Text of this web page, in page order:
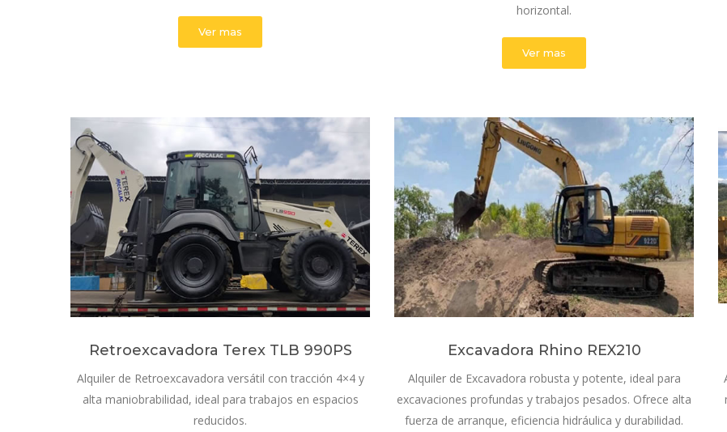
Ver mas
horizontal.
Ver mas
Retroexcavadora Terex TLB 990PS
Alquiler de Retroexcavadora versátil con tracción 4×4 y
alta maniobrabilidad, ideal para trabajos en espacios
reducidos.
Excavadora Rhino REX210
Alquiler de Excavadora robusta y potente, ideal para
excavaciones profundas y trabajos pesados. Ofrece alta
fuerza de arranque, eficiencia hidráulica y durabilidad.